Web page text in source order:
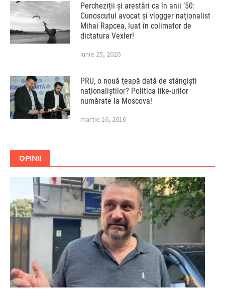
Percheziții și arestări ca în anii ’50:
Cunoscutul avocat și vlogger naționalist
Mihai Rapcea, luat în colimator de
dictatura Vexler!
iunie 25, 2026
PRU, o nouă ţeapă dată de stângişti
naţionaliştilor? Politica like-urilor
numărate la Moscova!
martie 16, 2016
OPINII